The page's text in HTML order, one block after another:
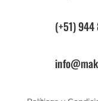
(+51) 944